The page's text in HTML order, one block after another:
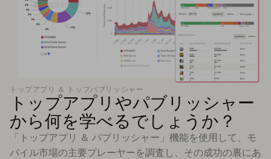
トップアプリ ＆ トップパブリッシャー
トップアプリやパブリッシャー
から何を学べるでしょうか？
「トップアプリ ＆ パブリッシャー」機能を使用して、モ
バイル市場の主要プレーヤーを調査し、その成功の裏にあ